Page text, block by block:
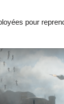
pour